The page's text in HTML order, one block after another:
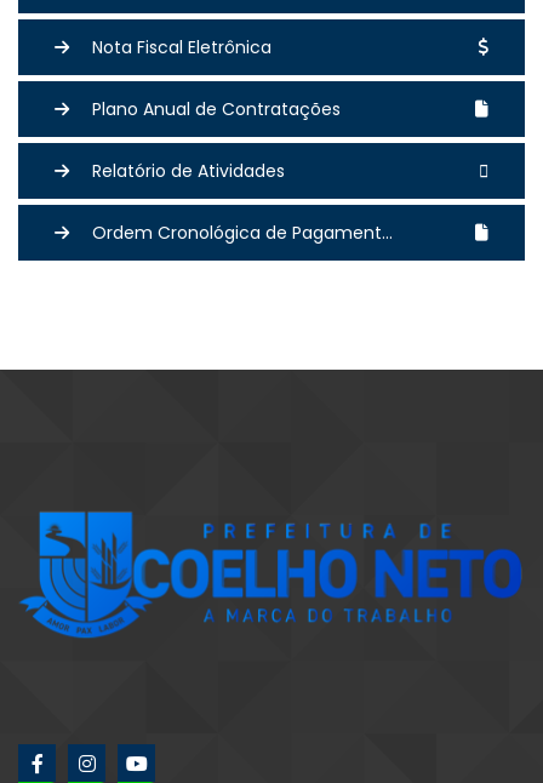
Nota Fiscal Eletrônica
Plano Anual de Contratações
Relatório de Atividades
Ordem Cronológica de Pagament...